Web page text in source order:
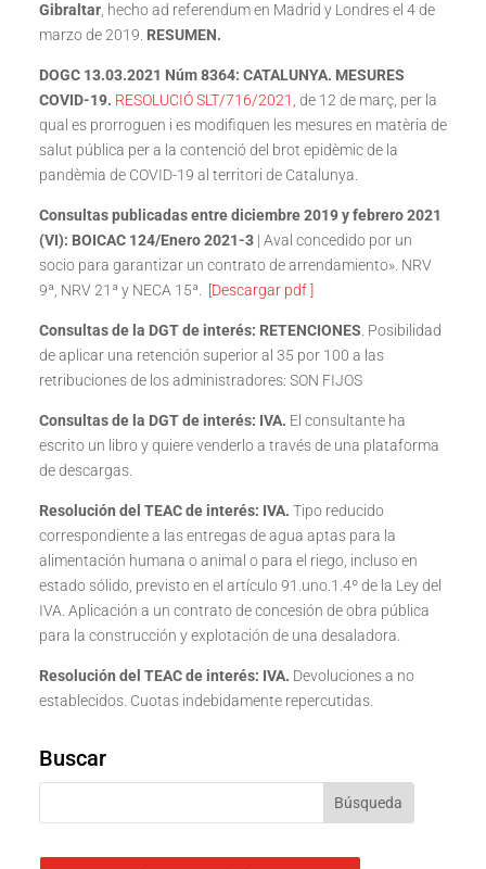
Gibraltar, hecho ad referendum en Madrid y Londres el 4 de
marzo de 2019. RESUMEN.
DOGC 13.03.2021 Núm 8364: CATALUNYA. MESURES
COVID-19. RESOLUCIÓ SLT/716/2021, de 12 de març, per la
qual es prorroguen i es modifiquen les mesures en matèria de
salut pública per a la contenció del brot epidèmic de la
pandèmia de COVID-19 al territori de Catalunya.
Consultas publicadas entre diciembre 2019 y febrero 2021
(VI): BOICAC 124/Enero 2021-3| Aval concedido por un
socio para garantizar un contrato de arrendamiento». NRV
9ª, NRV 21ª y NECA 15ª.
[Descargar pdf ]
Consultas de la DGT de interés: RETENCIONES . Posibilidad
de aplicar una retención superior al 35 por 100 a las
retribuciones de los administradores: SON FIJOS
Consultas de la DGT de interés: IVA. El consultante ha
escrito un libro y quiere venderlo a través de una plataforma
de descargas.
Resolución del TEAC de interés: IVA. Tipo reducido
correspondiente a las entregas de agua aptas para la
alimentación humana o animal o para el riego, incluso en
estado sólido, previsto en el artículo 91.uno.1.4º de la Ley del
IVA. Aplicación a un contrato de concesión de obra pública
para la construcción y explotación de una desaladora.
Resolución del TEAC de interés: IVA. Devoluciones a no
establecidos. Cuotas indebidamente repercutidas.
Buscar